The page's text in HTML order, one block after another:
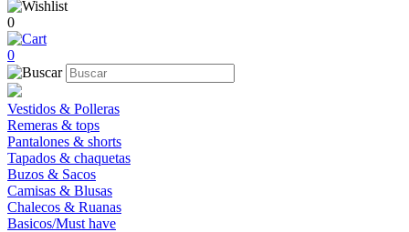
0
0
Vestidos & Polleras
Remeras & tops
Pantalones & shorts
Tapados & chaquetas
Buzos & Sacos
Camisas & Blusas
Chalecos & Ruanas
Basicos/Must have